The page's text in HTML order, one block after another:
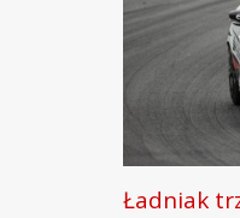
Ładniak